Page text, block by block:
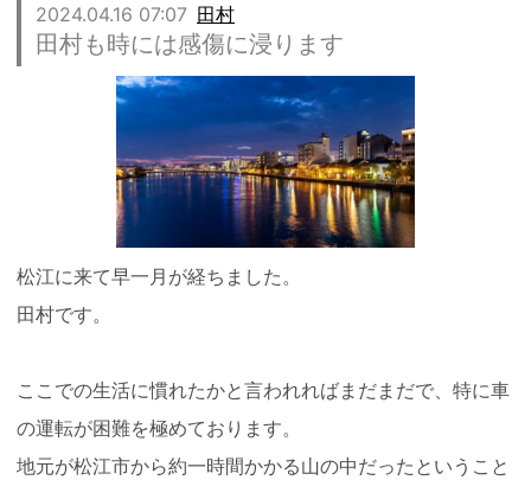
2024.04.16 07:07 田村
田村も時には感傷に浸ります
松江に来て早一月が経ちました。
田村です。
ここでの生活に慣れたかと言われればまだまだで、特に車
の運転が困難を極めております。
地元が松江市から約一時間かかる山の中だったということ